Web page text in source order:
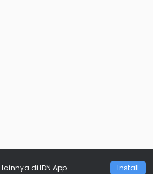
lainnya di IDN App Install